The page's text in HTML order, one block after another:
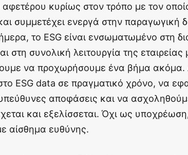
κυρίως στον τρόπο με τον
συμμετέχει ενεργά στην παραγωγική
το ESG είναι ενσωματωμένο στη
στη συνολική λειτουργία της
να προχωρήσουμε ένα βήμα ακόμα.
ESG data σε πραγματικό χρόνο, να
αποφάσεις και να
και εξελίσσεται. Όχι ως
αίσθημα ευθύνης.